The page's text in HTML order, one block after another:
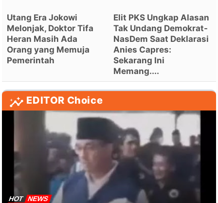
Utang Era Jokowi
Melonjak, Doktor Tifa
Heran Masih Ada
Orang yang Memuja
Pemerintah
Elit PKS Ungkap Alasan
Tak Undang Demokrat-
NasDem Saat Deklarasi
Anies Capres:
Sekarang Ini
Memang....
EDITOR Choice
HOT NEWS